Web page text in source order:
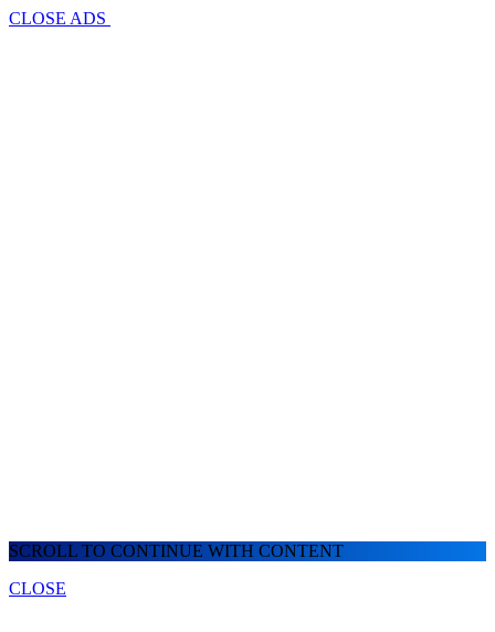
CLOSE ADS
SCROLL TO CONTINUE WITH CONTENT
CLOSE